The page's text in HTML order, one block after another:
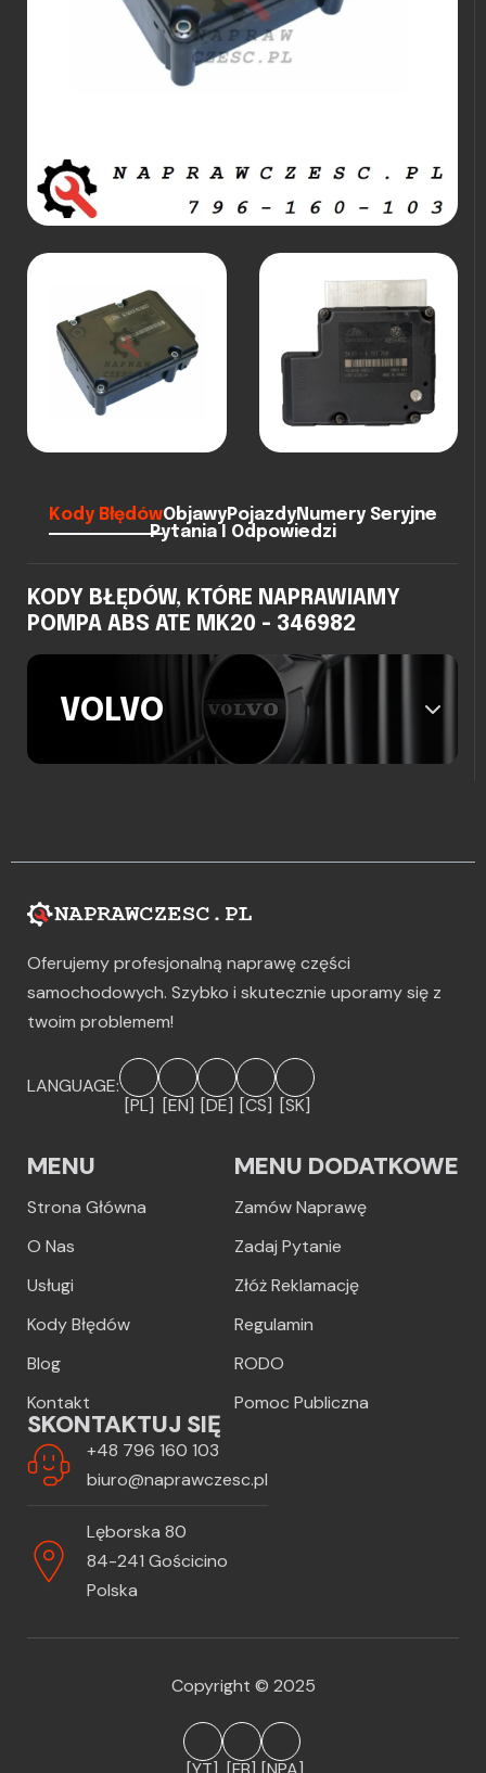
Kody BłędówObjawyPojazdyNumery Seryjne
Pytania I Odpowiedzi
KODY BŁĘDÓW, KTÓRE NAPRAWIAMY
POMPA ABS ATE MK20 - 346982
VOLVO
Oferujemy profesjonalną naprawę części
samochodowych. Szybko i skutecznie uporamy się z
twoim problemem!
LANGUAGE:
[PL] [EN] [DE] [CS] [SK]
MENU
Strona Główna
O Nas
Usługi
Kody Błędów
Blog
Kontakt
MENU DODATKOWE
Zamów Naprawę
Zadaj Pytanie
Złóż Reklamację
Regulamin
RODO
Pomoc Publiczna
SKONTAKTUJ SIĘ
+48 796 160 103
biuro@naprawczesc.pl
Lęborska 80
84-241 Gościcino
Polska
Copyright © 2025